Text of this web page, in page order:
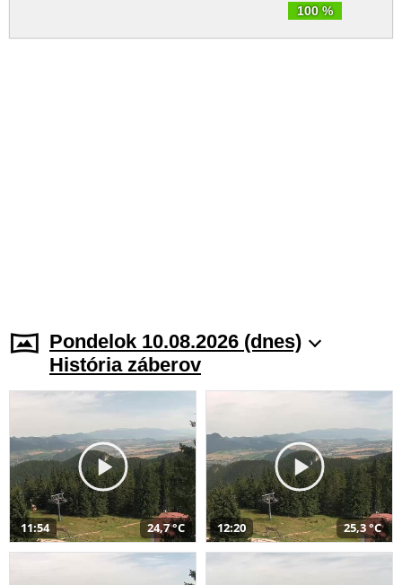
100 %
Pondelok 10.08.2026 (dnes)
História záberov
11:54 24,7 °C 12:20 25,3 °C